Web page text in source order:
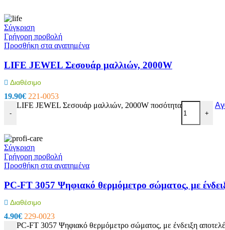
Φορτιστές Αυτοκινήτου USB
Selfie Stick
Βάσεις Στήριξης
Εξαρτήματα οπτικών ινών
Θερμικές Ασφάλειες
Ανεμιστήρες
Φωτοβολταϊκά
Πυκνωτές
Πολυπροπυλενίου Ανεμιστήρων
Σύγκριση
Γρήγορη προβολή
Προσθήκη στα αγαπημένα
LIFE JEWEL Σεσουάρ μαλλιών, 2000W
Διαθέσιμο
19.90€ 221-0053
-
LIFE JEWEL Σεσουάρ μαλλιών, 2000W ποσότητα
+
Σύγκριση
Γρήγορη προβολή
Προσθήκη στα αγαπημένα
PC-FT 3057 Ψηφιακό θερμόμετρο σώματος, με
Διαθέσιμο
4.90€ 229-0023
PC-FT 3057 Ψηφιακό θερμόμετρο σώματος, με ένδειξη